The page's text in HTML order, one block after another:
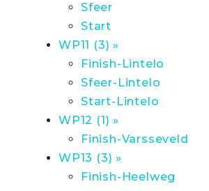
Sfeer
Start
WP11 (3) »
Finish-Lintelo
Sfeer-Lintelo
Start-Lintelo
WP12 (1) »
Finish-Varsseveld
WP13 (3) »
Finish-Heelweg